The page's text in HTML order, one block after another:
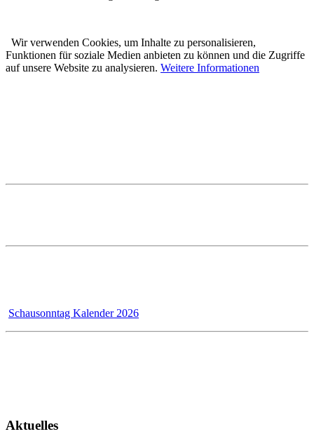
Wir verwenden Cookies, um Inhalte zu personalisieren,
Funktionen für soziale Medien anbieten zu können und die Zugriffe
auf unsere Website zu analysieren. Weitere Informationen
Schausonntag Kalender 2026
Aktuelles